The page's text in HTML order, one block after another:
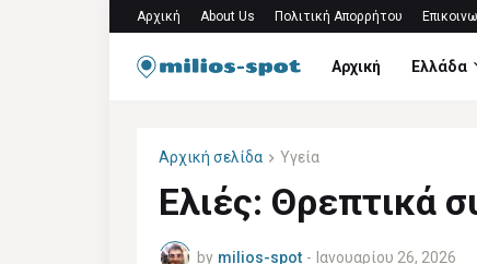
Αρχική About Us Πολιτική Απορρήτου
Αρχική Ελλάδα
Αρχική σελίδα Υγεία
Ελιές: Θρεπτικά
by milios-spot - Ιανουαρίου 26, 2026